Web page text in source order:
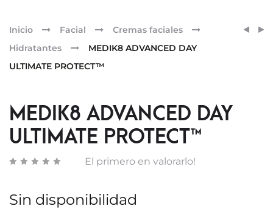
Inicio Facial
Cremas faciales
Hidratantes
MEDIK8 ADVANCED DAY
ULTIMATE PROTECT™
MEDIK8 ADVANCED DAY
ULTIMATE PROTECT™
El primero en valorarlo!
Sin disponibilidad